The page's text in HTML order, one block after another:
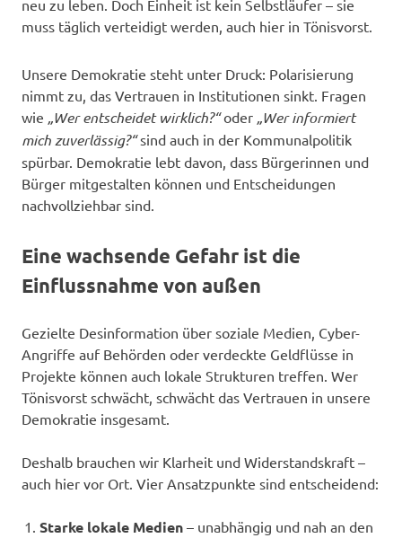
neu zu leben. Doch Einheit ist kein Selbstläufer – sie
muss täglich verteidigt werden, auch hier in Tönisvorst.
Unsere Demokratie steht unter Druck: Polarisierung
nimmt zu, das Vertrauen in Institutionen sinkt. Fragen
wie „Wer entscheidet wirklich?“oder „Wer informiert
mich zuverlässig?“sind auch in der Kommunalpolitik
spürbar. Demokratie lebt davon, dass Bürgerinnen und
Bürger mitgestalten können und Entscheidungen
nachvollziehbar sind.
Eine wachsende Gefahr ist die
Einflussnahme von außen
Gezielte Desinformation über soziale Medien, Cyber-
Angriffe auf Behörden oder verdeckte Geldflüsse in
Projekte können auch lokale Strukturen treffen. Wer
Tönisvorst schwächt, schwächt das Vertrauen in unsere
Demokratie insgesamt.
Deshalb brauchen wir Klarheit und Widerstandskraft –
auch hier vor Ort. Vier Ansatzpunkte sind entscheidend:
Starke lokale Medien – unabhängig und nah an den